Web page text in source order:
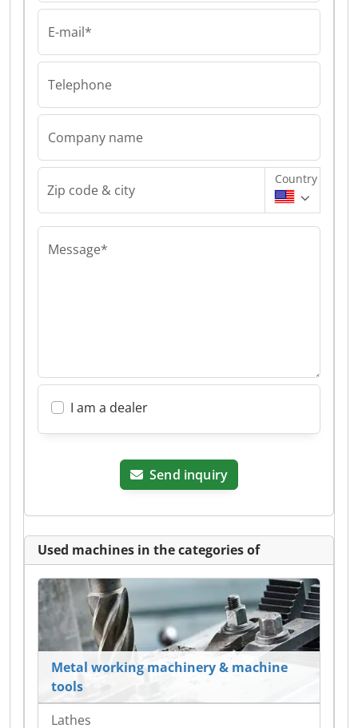
E-mail*
Telephone
Company name
Zip code & city
Country
Message*
I am a dealer
Send inquiry
Used machines in the categories of
Metal working machinery & machine
tools
Lathes